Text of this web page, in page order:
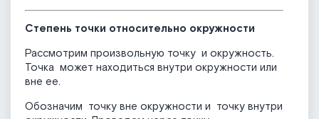
Степень точки относительно окружности
Рассмотрим произвольную точку и окружность.
Точка может находиться внутри окружности или
вне ее.
Обозначим точку вне окружности и точку внутри